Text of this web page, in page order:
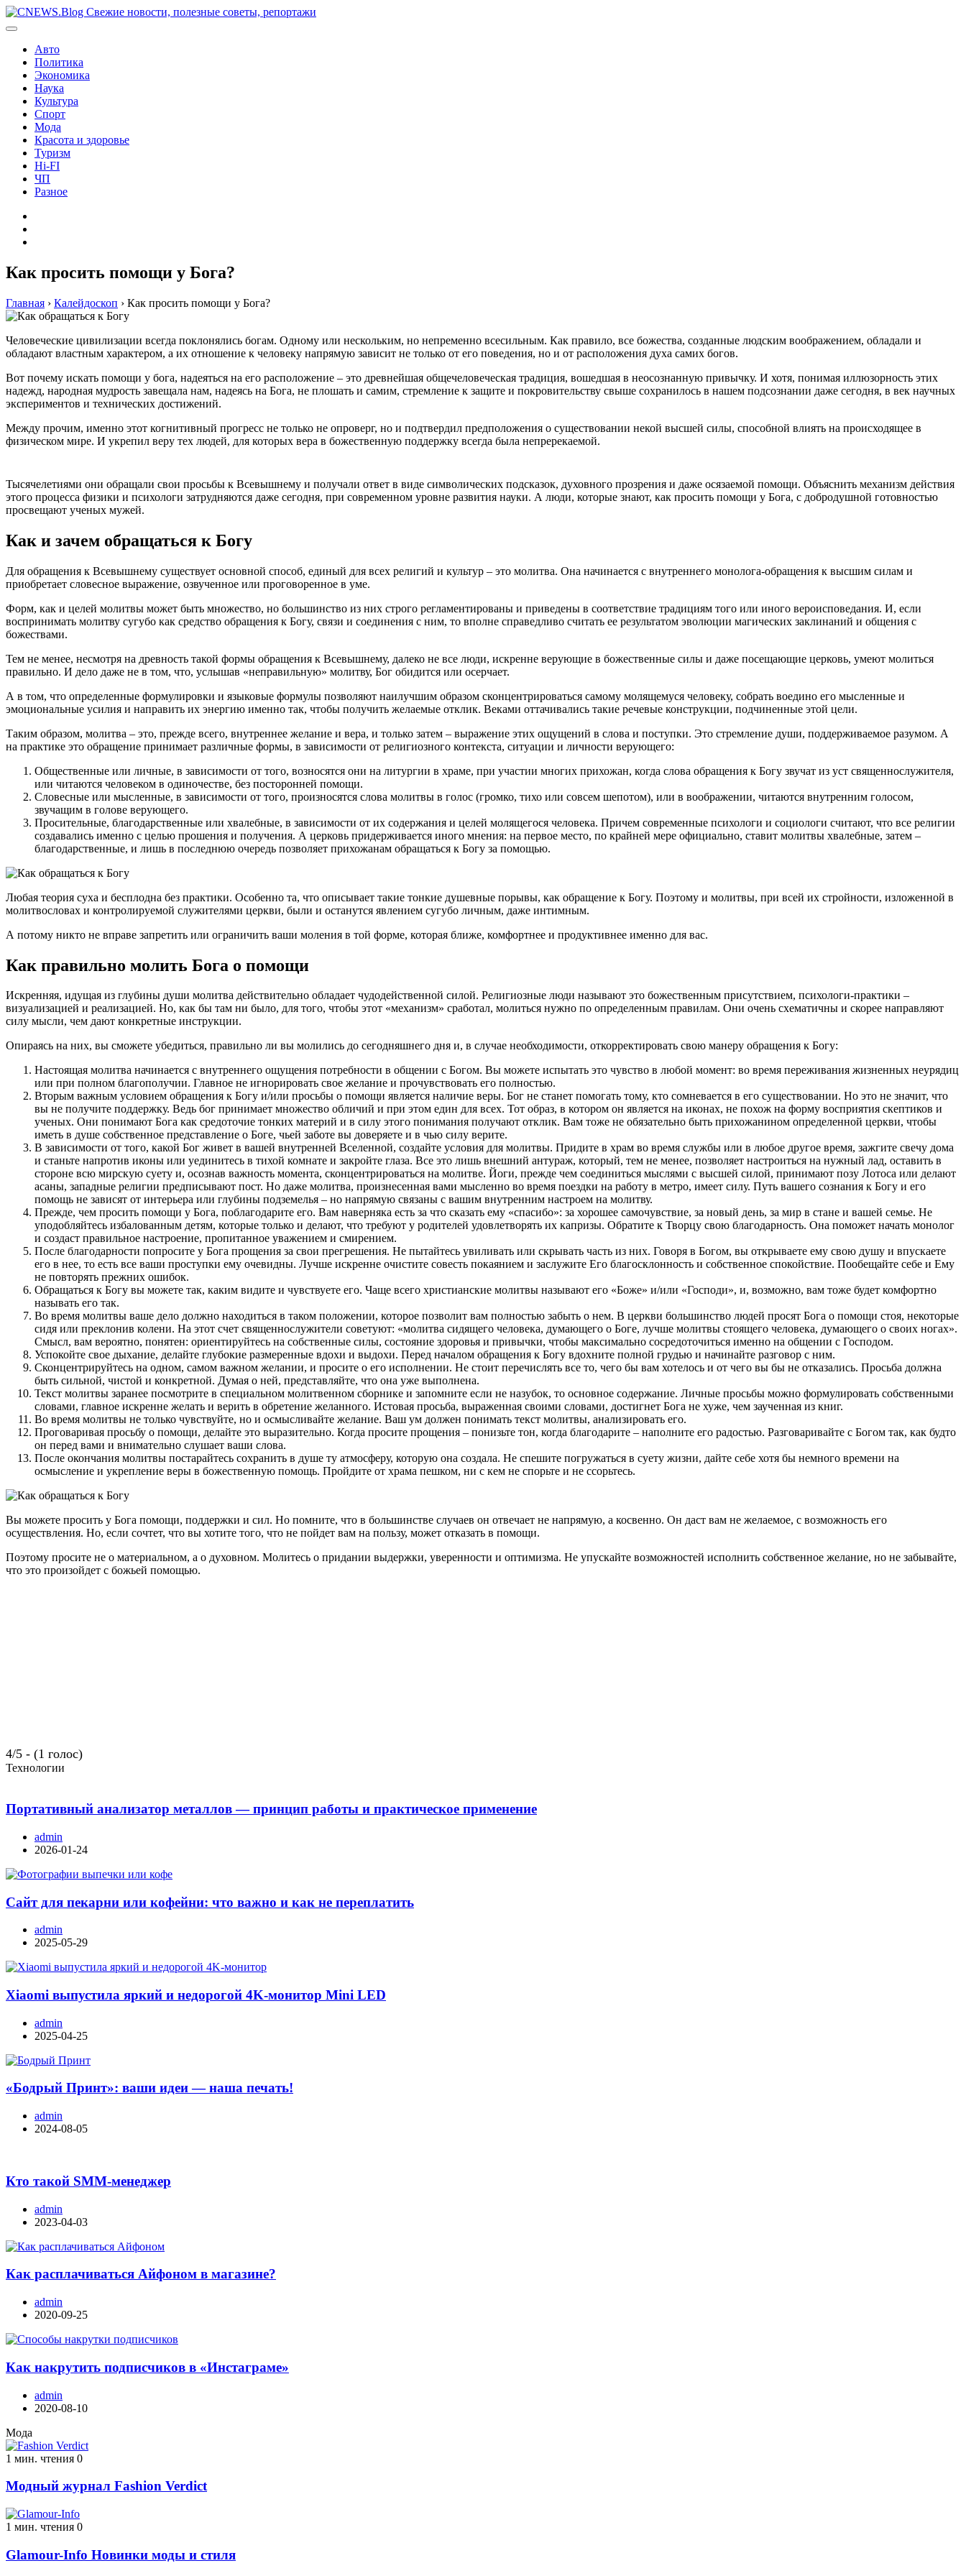
Перейти
к
Авто
Политика
Экономика
Наука
Культура
Спорт
Мода
Красота и здоровье
Туризм
Hi-FI
ЧП
Разное
Как просить помощи у Бога?
Главная › Калейдоскоп › Как просить помощи у Бога?
Человеческие цивилизации всегда поклонялись богам. Одному или нескольким, но непременно всесильным. Как правило, все божества, созданные людским воображением, обладали и
обладают властным характером, а их отношение к человеку напрямую зависит не только от его поведения, но и от расположения духа самих богов.
Вот почему искать помощи у бога, надеяться на его расположение – это древнейшая общечеловеческая традиция, вошедшая в неосознанную привычку. И хотя, понимая иллюзорность этих
надежд, народная мудрость завещала нам, надеясь на Бога, не плошать и самим, стремление к защите и покровительству свыше сохранилось в нашем подсознании даже сегодня, в век научных
экспериментов и технических достижений.
Между прочим, именно этот когнитивный прогресс не только не опроверг, но и подтвердил предположения о существовании некой высшей силы, способной влиять на происходящее в
физическом мире. И укрепил веру тех людей, для которых вера в божественную поддержку всегда была непререкаемой.
Тысячелетиями они обращали свои просьбы к Всевышнему и получали ответ в виде символических подсказок, духовного прозрения и даже осязаемой помощи. Объяснить механизм действия
этого процесса физики и психологи затрудняются даже сегодня, при современном уровне развития науки. А люди, которые знают, как просить помощи у Бога, с добродушной готовностью
просвещают ученых мужей.
Как и зачем обращаться к Богу
Для обращения к Всевышнему существует основной способ, единый для всех религий и культур – это молитва. Она начинается с внутреннего монолога-обращения к высшим силам и
приобретает словесное выражение, озвученное или проговоренное в уме.
Форм, как и целей молитвы может быть множество, но большинство из них строго регламентированы и приведены в соответствие традициям того или иного вероисповедания. И, если
воспринимать молитву сугубо как средство обращения к Богу, связи и соединения с ним, то вполне справедливо считать ее результатом эволюции магических заклинаний и общения с
божествами.
Тем не менее, несмотря на древность такой формы обращения к Всевышнему, далеко не все люди, искренне верующие в божественные силы и даже посещающие церковь, умеют молиться
правильно. И дело даже не в том, что, услышав «неправильную» молитву, Бог обидится или осерчает.
А в том, что определенные формулировки и языковые формулы позволяют наилучшим образом сконцентрироваться самому молящемуся человеку, собрать воедино его мысленные и
эмоциональные усилия и направить их энергию именно так, чтобы получить желаемые отклик. Веками оттачивались такие речевые конструкции, подчиненные этой цели.
Таким образом, молитва – это, прежде всего, внутреннее желание и вера, и только затем – выражение этих ощущений в слова и поступки. Это стремление души, поддерживаемое разумом. А
на практике это обращение принимает различные формы, в зависимости от религиозного контекста, ситуации и личности верующего:
Общественные или личные, в зависимости от того, возносятся они на литургии в храме, при участии многих прихожан, когда слова обращения к Богу звучат из уст священнослужителя,
или читаются человеком в одиночестве, без посторонней помощи.
Словесные или мысленные, в зависимости от того, произносятся слова молитвы в голос (громко, тихо или совсем шепотом), или в воображении, читаются внутренним голосом,
звучащим в голове верующего.
Просительные, благодарственные или хвалебные, в зависимости от их содержания и целей молящегося человека. Причем современные психологи и социологи считают, что все религии
создавались именно с целью прошения и получения. А церковь придерживается иного мнения: на первое место, по крайней мере официально, ставит молитвы хвалебные, затем –
благодарственные, и лишь в последнюю очередь позволяет прихожанам обращаться к Богу за помощью.
Любая теория суха и бесплодна без практики. Особенно та, что описывает такие тонкие душевные порывы, как обращение к Богу. Поэтому и молитвы, при всей их стройности, изложенной в
молитвословах и контролируемой служителями церкви, были и останутся явлением сугубо личным, даже интимным.
А потому никто не вправе запретить или ограничить ваши моления в той форме, которая ближе, комфортнее и продуктивнее именно для вас.
Как правильно молить Бога о помощи
Искренняя, идущая из глубины души молитва действительно обладает чудодейственной силой. Религиозные люди называют это божественным присутствием, психологи-практики –
визуализацией и реализацией. Но, как бы там ни было, для того, чтобы этот «механизм» сработал, молиться нужно по определенным правилам. Они очень схематичны и скорее направляют
силу мысли, чем дают конкретные инструкции.
Опираясь на них, вы сможете убедиться, правильно ли вы молились до сегодняшнего дня и, в случае необходимости, откорректировать свою манеру обращения к Богу:
Настоящая молитва начинается с внутреннего ощущения потребности в общении с Богом. Вы можете испытать это чувство в любой момент: во время переживания жизненных неурядиц
или при полном благополучии. Главное не игнорировать свое желание и прочувствовать его полностью.
Вторым важным условием обращения к Богу и/или просьбы о помощи является наличие веры. Бог не станет помогать тому, кто сомневается в его существовании. Но это не значит, что
вы не получите поддержку. Ведь бог принимает множество обличий и при этом един для всех. Тот образ, в котором он является на иконах, не похож на форму восприятия скептиков и
ученых. Они понимают Бога как средоточие тонких материй и в силу этого понимания получают отклик. Вам тоже не обязательно быть прихожанином определенной церкви, чтобы
иметь в душе собственное представление о Боге, чьей заботе вы доверяете и в чью силу верите.
В зависимости от того, какой Бог живет в вашей внутренней Вселенной, создайте условия для молитвы. Придите в храм во время службы или в любое другое время, зажгите свечу дома
и станьте напротив иконы или уединитесь в тихой комнате и закройте глаза. Все это лишь внешний антураж, который, тем не менее, позволяет настроиться на нужный лад, оставить в
стороне всю мирскую суету и, осознав важность момента, сконцентрироваться на молитве. Йоги, прежде чем соединиться мыслями с высшей силой, принимают позу Лотоса или делают
асаны, западные религии предписывают пост. Но даже молитва, произнесенная вами мысленно во время поездки на работу в метро, имеет силу. Путь вашего сознания к Богу и его
помощь не зависят от интерьера или глубины подземелья – но напрямую связаны с вашим внутренним настроем на молитву.
Прежде, чем просить помощи у Бога, поблагодарите его. Вам наверняка есть за что сказать ему «спасибо»: за хорошее самочувствие, за новый день, за мир в стане и вашей семье. Не
уподобляйтесь избалованным детям, которые только и делают, что требуют у родителей удовлетворять их капризы. Обратите к Творцу свою благодарность. Она поможет начать монолог
и создаст правильное настроение, пропитанное уважением и смирением.
После благодарности попросите у Бога прощения за свои прегрешения. Не пытайтесь увиливать или скрывать часть из них. Говоря в Богом, вы открываете ему свою душу и впускаете
его в нее, то есть все ваши проступки ему очевидны. Лучше искренне очистите совесть покаянием и заслужите Его благосклонность и собственное спокойствие. Пообещайте себе и Ему
не повторять прежних ошибок.
Обращаться к Богу вы можете так, каким видите и чувствуете его. Чаще всего христианские молитвы называют его «Боже» и/или «Господи», и, возможно, вам тоже будет комфортно
называть его так.
Во время молитвы ваше дело должно находиться в таком положении, которое позволит вам полностью забыть о нем. В церкви большинство людей просят Бога о помощи стоя, некоторые
сидя или преклонив колени. На этот счет священнослужители советуют: «молитва сидящего человека, думающего о Боге, лучше молитвы стоящего человека, думающего о своих ногах».
Смысл, вам вероятно, понятен: ориентируйтесь на собственные силы, состояние здоровья и привычки, чтобы максимально сосредоточиться именно на общении с Господом.
Успокойте свое дыхание, делайте глубокие размеренные вдохи и выдохи. Перед началом обращения к Богу вдохните полной грудью и начинайте разговор с ним.
Сконцентрируйтесь на одном, самом важном желании, и просите о его исполнении. Не стоит перечислять все то, чего бы вам хотелось и от чего вы бы не отказались. Просьба должна
быть сильной, чистой и конкретной. Думая о ней, представляйте, что она уже выполнена.
Текст молитвы заранее посмотрите в специальном молитвенном сборнике и запомните если не назубок, то основное содержание. Личные просьбы можно формулировать собственными
словами, главное искренне желать и верить в обретение желанного. Истовая просьба, выраженная своими словами, достигнет Бога не хуже, чем заученная из книг.
Во время молитвы не только чувствуйте, но и осмысливайте желание. Ваш ум должен понимать текст молитвы, анализировать его.
Проговаривая просьбу о помощи, делайте это выразительно. Когда просите прощения – понизьте тон, когда благодарите – наполните его радостью. Разговаривайте с Богом так, как будто
он перед вами и внимательно слушает ваши слова.
После окончания молитвы постарайтесь сохранить в душе ту атмосферу, которую она создала. Не спешите погружаться в суету жизни, дайте себе хотя бы немного времени на
осмысление и укрепление веры в божественную помощь. Пройдите от храма пешком, ни с кем не спорьте и не ссорьтесь.
Вы можете просить у Бога помощи, поддержки и сил. Но помните, что в большинстве случаев он отвечает не напрямую, а косвенно. Он даст вам не желаемое, с возможность его
осуществления. Но, если сочтет, что вы хотите того, что не пойдет вам на пользу, может отказать в помощи.
Поэтому просите не о материальном, а о духовном. Молитесь о придании выдержки, уверенности и оптимизма. Не упускайте возможностей исполнить собственное желание, но не забывайте,
что это произойдет с божьей помощью.
4/5 - (1 голос)
Технологии
Портативный анализатор металлов — принцип работы и практическое применение
admin
2026-01-24
Сайт для пекарни или кофейни: что важно и как не переплатить
admin
2025-05-29
Xiaomi выпустила яркий и недорогой 4K-монитор Mini LED
admin
2025-04-25
«Бодрый Принт»: ваши идеи — наша печать!
admin
2024-08-05
Кто такой SMM-менеджер
admin
2023-04-03
Как расплачиваться Айфоном в магазине?
admin
2020-09-25
Как накрутить подписчиков в «Инстаграме»
admin
2020-08-10
Мода
1 мин. чтения 0
Модный журнал Fashion Verdict
1 мин. чтения 0
Glamour-Info Новинки моды и стиля